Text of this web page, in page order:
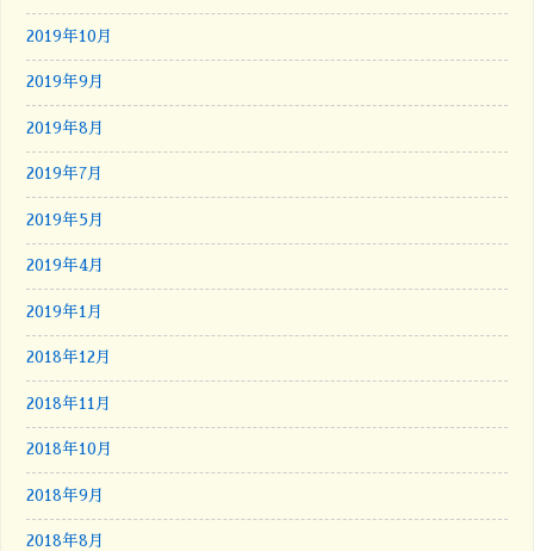
2019年10月
2019年9月
2019年8月
2019年7月
2019年5月
2019年4月
2019年1月
2018年12月
2018年11月
2018年10月
2018年9月
2018年8月